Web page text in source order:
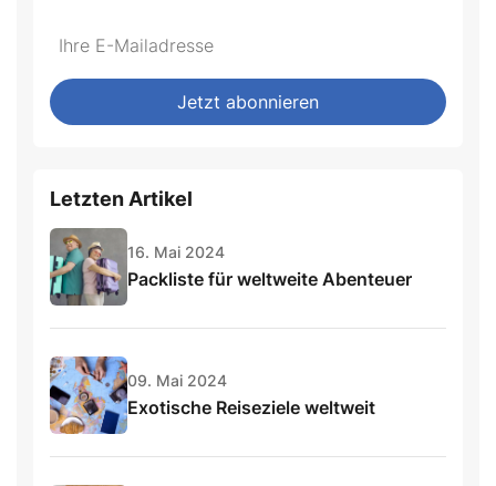
Jetzt abonnieren
Letzten Artikel
16. Mai 2024
Packliste für weltweite Abenteuer
09. Mai 2024
Exotische Reiseziele weltweit